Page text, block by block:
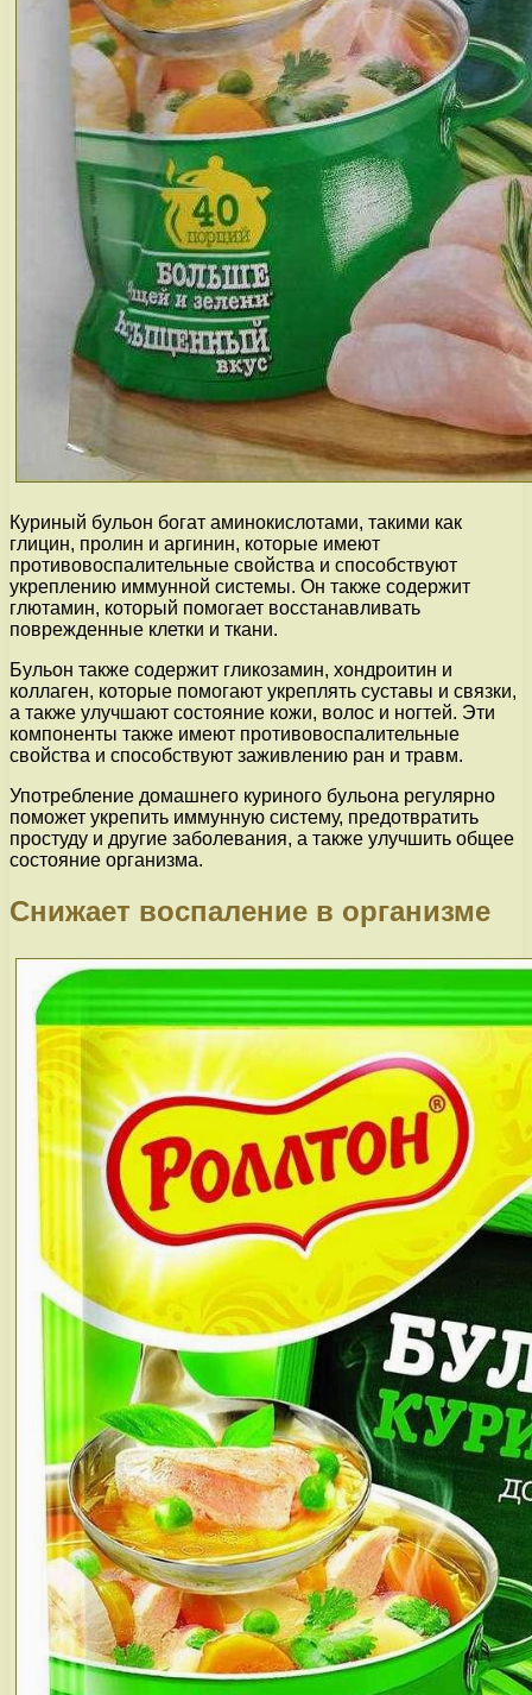
Куриный бульон богат аминокислотами, такими как
глицин, пролин и аргинин, которые имеют
противовоспалительные свойства и способствуют
укреплению иммунной системы. Он также содержит
глютамин, который помогает восстанавливать
поврежденные клетки и ткани.
Бульон также содержит гликозамин, хондроитин и
коллаген, которые помогают укреплять суставы и связки,
а также улучшают состояние кожи, волос и ногтей. Эти
компоненты также имеют противовоспалительные
свойства и способствуют заживлению ран и травм.
Употребление домашнего куриного бульона регулярно
поможет укрепить иммунную систему, предотвратить
простуду и другие заболевания, а также улучшить общее
состояние организма.
Снижает воспаление в организме